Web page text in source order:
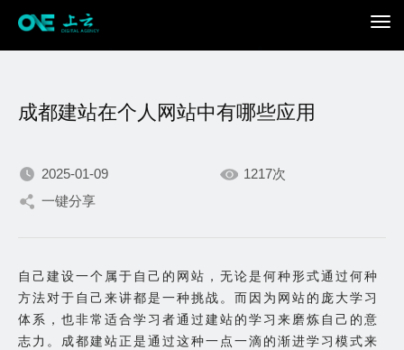
只为在数字世界打造更加
出色的你。
成都建站在个人网站中有哪些应用
2025-01-09
1217次
一键分享
自己建设一个属于自己的网站，无论是何种形式通过何种
方法对于自己来讲都是一种挑战。而因为网站的庞大学习
体系，也非常适合学习者通过建站的学习来磨炼自己的意
志力。成都建站正是通过这种一点一滴的渐进学习模式来